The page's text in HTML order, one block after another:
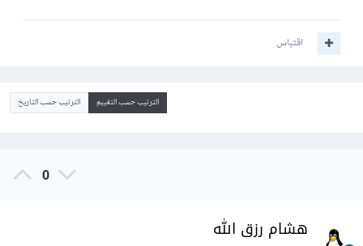
اقتباس
الترتيب حسب التقييم الترتيب حسب التاريخ
0
هشام رزق الله